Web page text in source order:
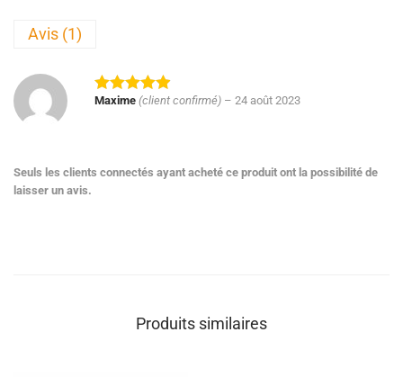
Avis (1)
Maxime (client confirmé) – 24 août 2023
Seuls les clients connectés ayant acheté ce produit ont la possibilité de
laisser un avis.
Produits similaires